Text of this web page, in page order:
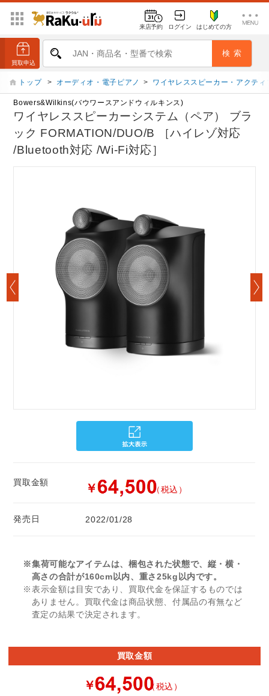
来店予約 ログイン はじめての方
トップ > オーディオ・電子ピアノ > ワイヤレススピーカー・アクティ
Bowers&Wilkins(バウワースアンドウィルキンス)
ワイヤレススピーカーシステム（ペア） ブラ
ック FORMATION/DUO/B ［ハイレゾ対応
/Bluetooth対応 /Wi-Fi対応］
買取金額 ￥ （税込）
発売日 2022/01/28
※集荷可能なアイテムは、梱包された状態で、縦・横・
高さの合計が160cm以内、重さ25kg以内です。
※表示金額は目安であり、買取代金を保証するものでは
ありません。買取代金は商品状態、付属品の有無など
査定の結果で決定されます。
買取金額
￥ （税込）